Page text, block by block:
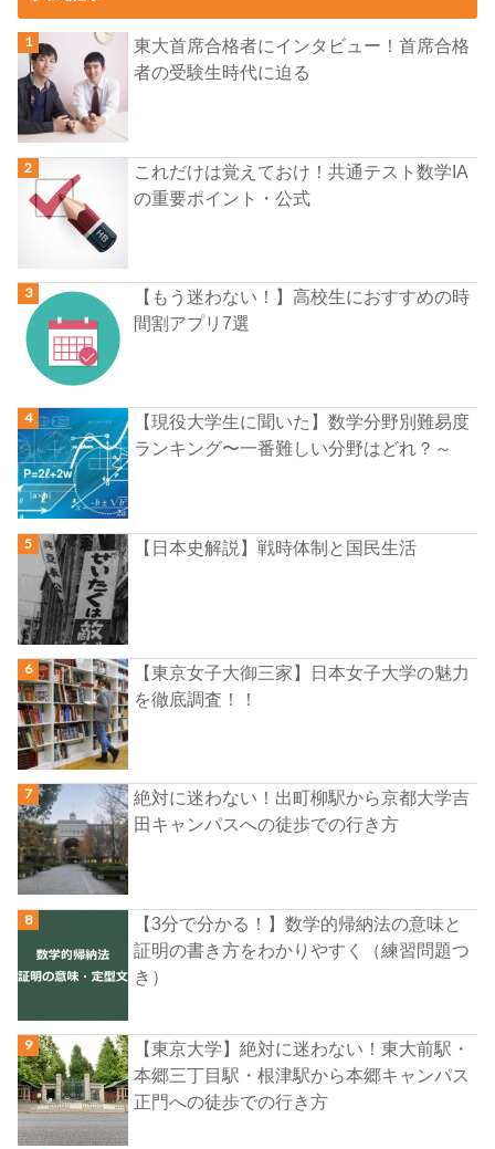
東大首席合格者にインタビュー！首席合格
者の受験生時代に迫る
これだけは覚えておけ！共通テスト数学IA
の重要ポイント・公式
【もう迷わない！】高校生におすすめの時
間割アプリ7選
【現役大学生に聞いた】数学分野別難易度
ランキング〜一番難しい分野はどれ？～
【日本史解説】戦時体制と国民生活
【東京女子大御三家】日本女子大学の魅力
を徹底調査！！
絶対に迷わない！出町柳駅から京都大学吉
田キャンパスへの徒歩での行き方
【3分で分かる！】数学的帰納法の意味と
証明の書き方をわかりやすく（練習問題つ
き）
【東京大学】絶対に迷わない！東大前駅・
本郷三丁目駅・根津駅から本郷キャンパス
正門への徒歩での行き方